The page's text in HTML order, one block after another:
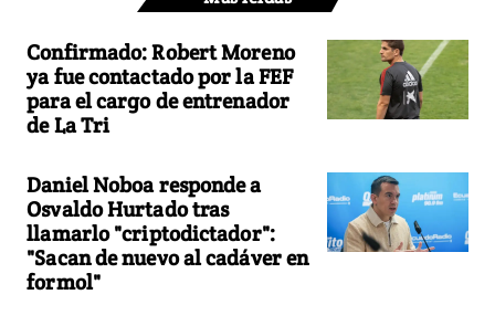
Confirmado: Robert Moreno
ya fue contactado por la FEF
para el cargo de entrenador
de La Tri
Daniel Noboa responde a
Osvaldo Hurtado tras
llamarlo "criptodictador":
"Sacan de nuevo al cadáver en
formol"